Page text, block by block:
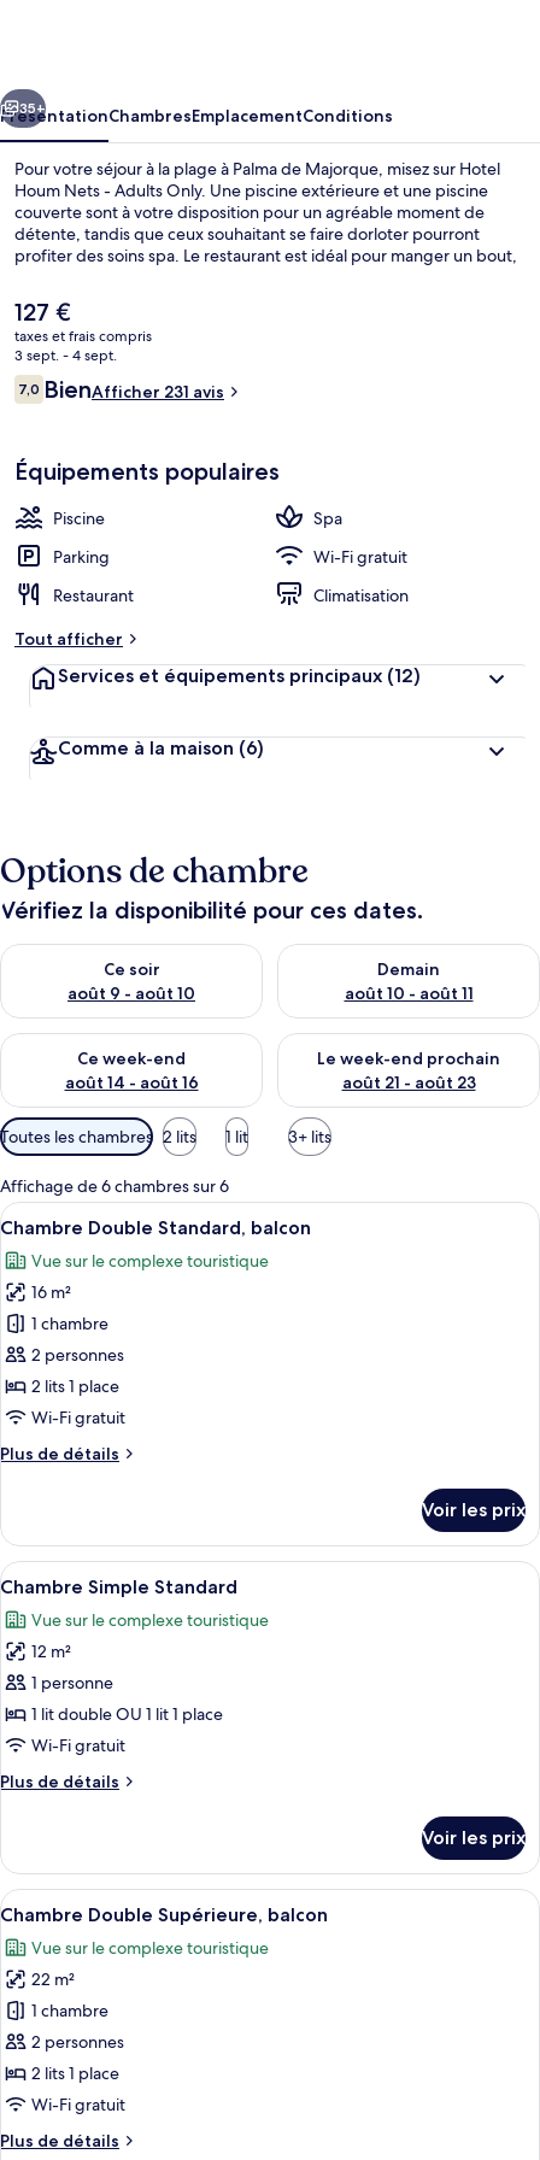
Adults
Only
Suivant
35+
PrésentationChambresEmplacementConditions
Pour votre séjour à la plage à Palma de Majorque, misez sur Hotel
Houm Nets - Adults Only. Une piscine extérieure et une piscine
couverte sont à votre disposition pour un agréable moment de
détente, tandis que ceux souhaitant se faire dorloter pourront
profiter des soins spa. Le restaurant est idéal pour manger un bout,
bar/salon. Parmi les autres petits avantages de cet hébergement
figurent un bar en bord de piscine, un bain à remous, et un sauna.
Le
prix
actuel
est
de
127 €
taxes et frais compris
3 sept. - 4 sept.
Avis
voyageurs
7,07,0 sur 10
BienAfficher 231 avis
Équipements populaires
Piscine
Spa
Parking
Wi-Fi gratuit
Restaurant
Climatisation
Tout afficher
Services et équipements principaux (12)
Comme à la maison (6)
Options de chambre
Vérifiez la disponibilité pour ces dates.
Ce soir
août 9 - août 10
Vérifier la disponibilité pour ce soir août 9 - août 10
Demain
août 10 - août 11
Vérifier la disponibilité pour
Ce week-end
août 14 - août 16
Vérifier la disponibilité pour ce week-end août 14 - août 16
Le week-end prochain
août 21 - août 23
Vérifier la disponibilité pour
Filtres
disponibles
pour
les
chambres
Toutes les chambres 2 lits 1 lit 3+ lits
Affichage de 6 chambres sur 6
Afficher
toutes
les
photos
pour
ce
type
de
chambre :
Chambre
balcon
Une chambre d’hôtel avec un
5
Chambre Double Standard, balcon
Vue sur le complexe touristique
16 m²
1 chambre
2 personnes
2 lits 1 place
Wi-Fi gratuit
Plus de détails
Plus
le
type
de
Chambre
Double
Standard,
balcon
Voir les prix
Afficher
toutes
les
photos
pour
ce
type
chambre :
Standard
Un lit bien fait, avec des oreillers,
4
Chambre Simple Standard
Vue sur le complexe touristique
12 m²
1 personne
1 lit double OU 1 lit 1 place
Wi-Fi gratuit
Plus de détails
Plus
le
type
de
Chambre
Simple
Standard
Voir les prix
Afficher
toutes
les
photos
pour
ce
type
de
chambre :
Chambre
Une chambre à coucher
5
Chambre Double Supérieure, balcon
Vue sur le complexe touristique
22 m²
1 chambre
2 personnes
2 lits 1 place
Wi-Fi gratuit
Plus de détails
Plus